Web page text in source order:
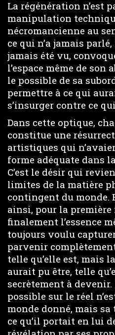
La régénération n’est
manipulation
nécromancienne au
ce qui n’a jamais
jamais été vu,
l’espace même de son
le possible de sa
permettre à ce qui
s’insurger contre ce
Dans cette optique,
constitue une
artistiques qui
forme adéquate dans
C’est le désir qui
limites de la matière
contingent du monde.
ainsi, pour la première
finalement l’essence
toujours voulu
parvenir
telle qu’elle est, mais
aurait pu être, telle
secrètement à
possible sur le réel
monde donné, mais
ce qu’il portait en lui